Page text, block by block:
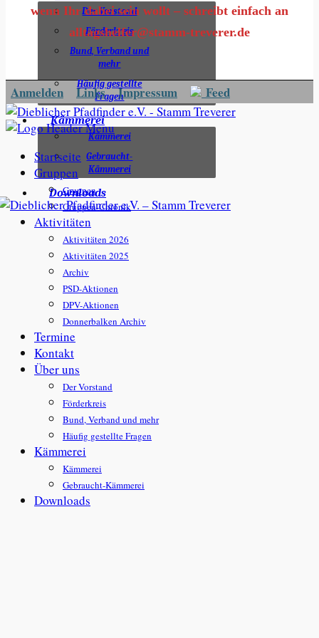
Der Vorstand
Förderkreis
Bund, Verband und
mehr
Häufig gestellte
Fragen
Kämmerei
Kämmerei
Gebraucht-
Kämmerei
Downloads
wenn Ihr dabei sein wollt – schreibt einfach an
alltagshelfer@stamm-treverer.de
Anmelden Links Impressum Feed
Startseite
Gruppen
Gruppen
Gruppen-Chronik
Aktivitäten
Aktivitäten 2026
Aktivitäten 2025
Archiv
PSD-Aktionen
DPV-Aktionen
Donnerbalken Archiv
Termine
Kontakt
Über uns
Der Vorstand
Förderkreis
Bund, Verband und mehr
Häufig gestellte Fragen
Kämmerei
Kämmerei
Gebraucht-Kämmerei
Downloads